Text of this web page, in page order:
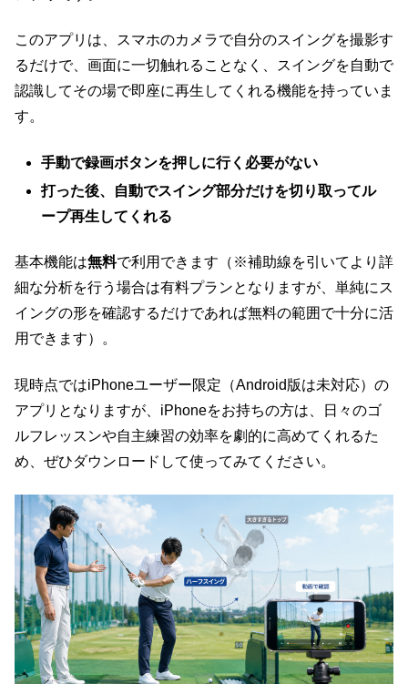
このアプリは、スマホのカメラで自分のスイングを撮影す
るだけで、画面に一切触れることなく、スイングを自動で
認識してその場で即座に再生してくれる機能を持っていま
す。
手動で録画ボタンを押しに行く必要がない
打った後、自動でスイング部分だけを切り取ってル
ープ再生してくれる
基本機能は無料で利用できます（※補助線を引いてより詳
細な分析を行う場合は有料プランとなりますが、単純にス
イングの形を確認するだけであれば無料の範囲で十分に活
用できます）。
現時点ではiPhoneユーザー限定（Android版は未対応）の
アプリとなりますが、iPhoneをお持ちの方は、日々のゴ
ルフレッスンや自主練習の効率を劇的に高めてくれるた
め、ぜひダウンロードして使ってみてください。